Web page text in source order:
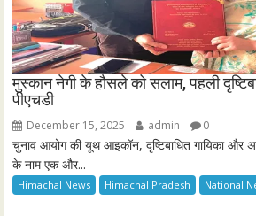
मुस्कान नेगी के हौसले को सलाम, पहली
पीएचडी
December 15, 2025 admin 0
चुनाव आयोग की यूथ आइकॉन, दृष्टिबाधित गायिका और
के नाम एक और...
Himachal News Himachal Pradesh National